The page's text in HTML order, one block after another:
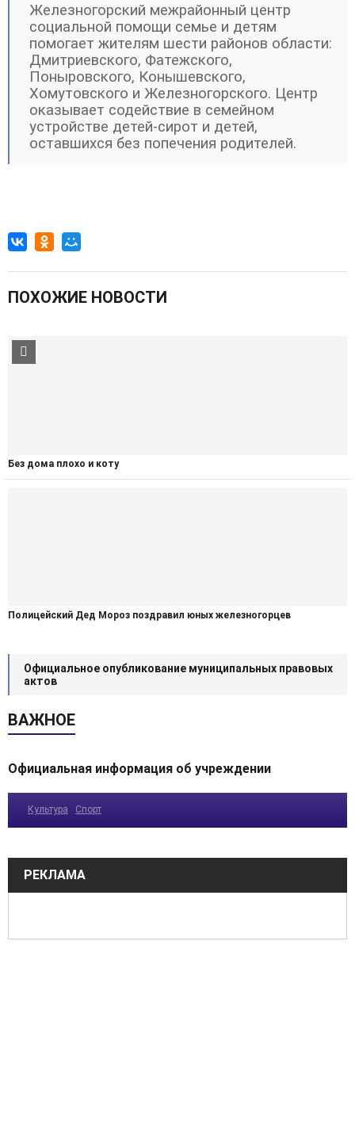
Железногорский межрайонный центр
социальной помощи семье и детям
помогает жителям шести районов области:
Дмитриевского, Фатежского,
Поныровского, Конышевского,
Хомутовского и Железногорского. Центр
оказывает содействие в семейном
устройстве детей-сирот и детей,
оставшихся без попечения родителей.
ПОХОЖИЕ НОВОСТИ
Без дома плохо и коту
Полицейский Дед Мороз поздравил юных железногорцев
Официальное опубликование муниципальных правовых
актов
ВАЖНОЕ
Официальная информация об учреждении
Культура Спорт
РЕКЛАМА